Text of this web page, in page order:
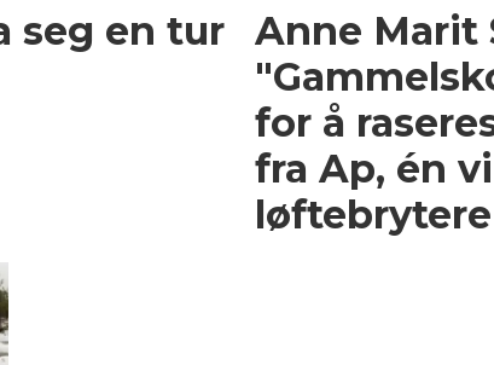
seg en tur
Anne Marit
for å
fra Ap, én
løftebrytere